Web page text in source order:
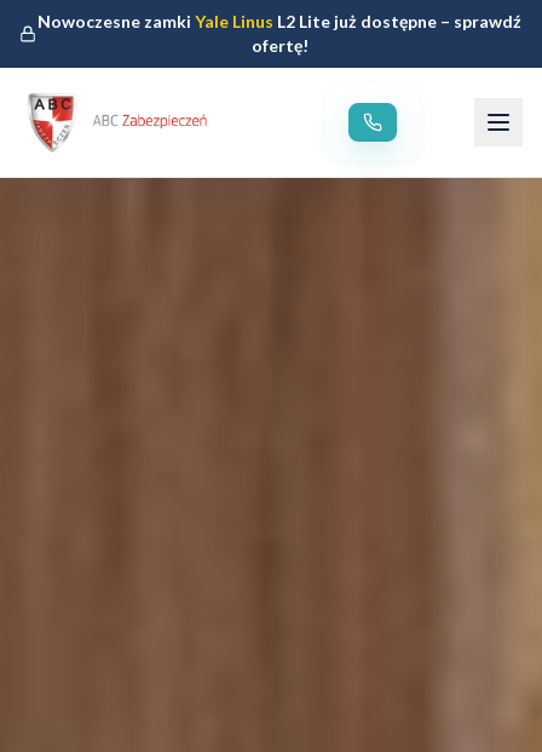
Nowoczesne zamkiYale Linus L2 Lite już dostępne – sprawdź
ofertę!